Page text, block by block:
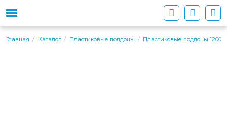
Главная Каталог Пластиковые поддоны Пластиковые поддоны